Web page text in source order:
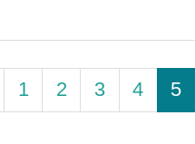
1 2 3 4 5